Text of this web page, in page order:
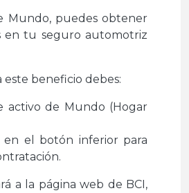
Mundo, puedes obtener
en tu seguro automotriz
este beneficio debes:
activo de Mundo (Hogar
en el botón inferior para
a la página web de BCI,